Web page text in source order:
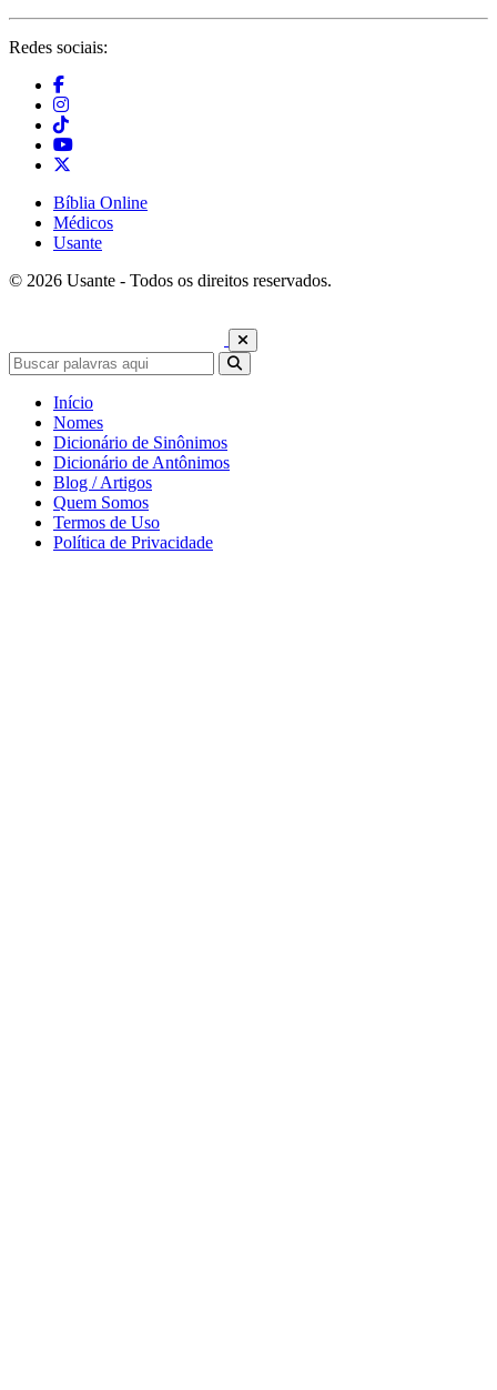
Redes sociais:
Bíblia Online
Médicos
Usante
© 2026 Usante - Todos os direitos reservados.
Início
Nomes
Dicionário de Sinônimos
Dicionário de Antônimos
Blog / Artigos
Quem Somos
Termos de Uso
Política de Privacidade